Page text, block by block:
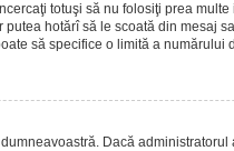
totuşi să nu folosiţi prea
hotărî să le scoată din mesaj
să specifice o limită a numărului
Dacă